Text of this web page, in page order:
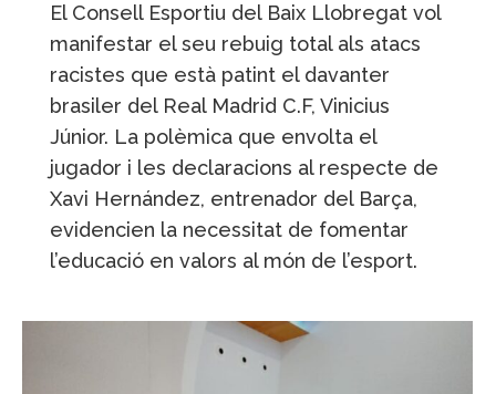
El Consell Esportiu del Baix Llobregat vol
manifestar el seu rebuig total als atacs
racistes que està patint el davanter
brasiler del Real Madrid C.F, Vinicius
Júnior. La polèmica que envolta el
jugador i les declaracions al respecte de
Xavi Hernández, entrenador del Barça,
evidencien la necessitat de fomentar
l’educació en valors al món de l’esport.